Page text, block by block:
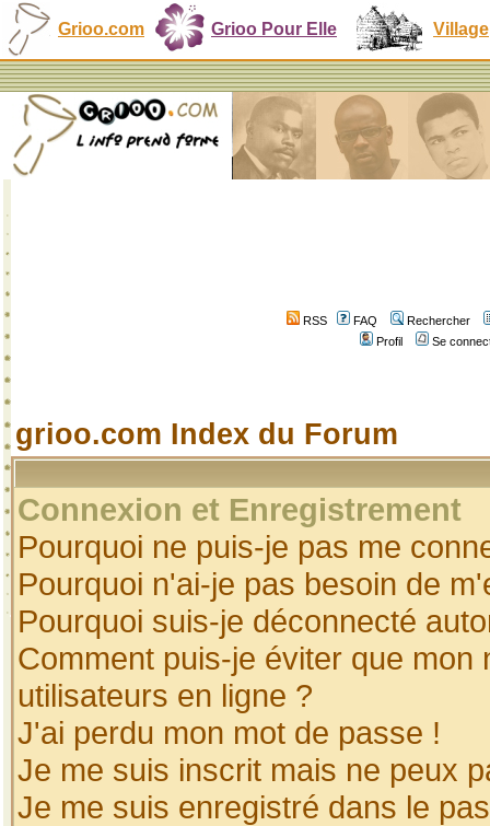
Grioo.com Grioo Pour Elle Village
RSS FAQ
Rechercher
Profil
Se
grioo.com Index du Forum
Connexion et Enregistrement
Pourquoi ne puis-je pas me
Pourquoi n'ai-je pas besoin de
Pourquoi suis-je déconnecté
Comment puis-je éviter que
utilisateurs en ligne ?
J'ai perdu mon mot de passe !
Je me suis inscrit mais ne peux
Je me suis enregistré dans le